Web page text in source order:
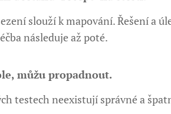
slouží k mapování. Řešení a
následuje až poté.
můžu propadnout.
testech neexistují správné a